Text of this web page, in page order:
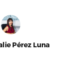
Pérez Luna